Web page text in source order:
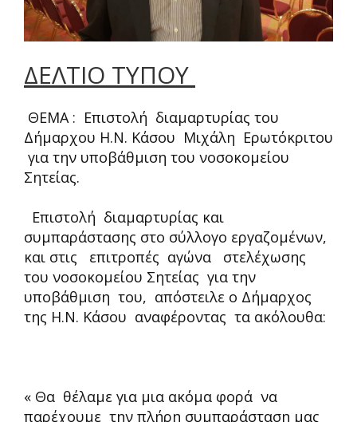
ΔΕΛΤΙΟ ΤΥΠΟΥ
ΘΕΜΑ : Επιστολή διαμαρτυρίας του
Δήμαρχου Η.Ν. Κάσου Μιχάλη Ερωτόκριτου
για την υποβάθμιση του νοσοκομείου
Σητείας.
Επιστολή διαμαρτυρίας και
συμπαράστασης στο σύλλογο εργαζομένων,
και στις επιτροπές αγώνα στελέχωσης
του νοσοκομείου Σητείας για την
υποβάθμιση του, απόστειλε ο Δήμαρχος
της Η.Ν. Κάσου αναφέροντας τα ακόλουθα:
« Θα θέλαμε για μια ακόμα φορά να
παρέχουμε την πλήρη συμπαράσταση μας